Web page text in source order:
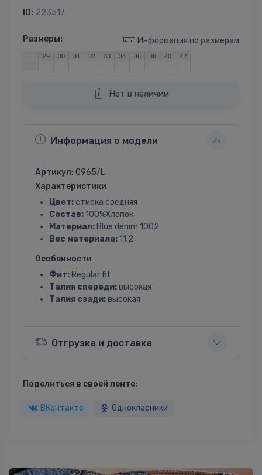
ID: 223517
Размеры: Информация по размерам
29 30 31 32 33 34 36 38 40 42
Нет в наличии
Информация о модели
Артикул: 0965/L
Характеристики
Цвет: стирка средняя
Состав: 100%Хлопок
Материал: Blue denim 1002
Вес материала: 11.2
Особенности
Фит: Regular fit
Талия спереди: высокая
Талия сзади: высокая
Отгрузка и доставка
Поделиться в своей ленте:
ВКонтакте Однокласники